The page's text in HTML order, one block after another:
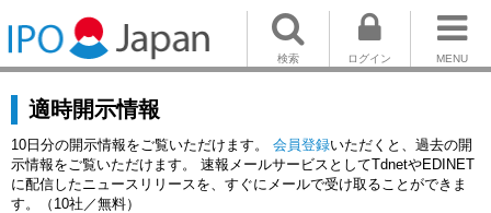
MENU
ログイン
検索
適時開示情報
10日分の開示情報をご覧いただけます。 会員登録いただくと、過去の開
示情報をご覧いただけます。 速報メールサービスとしてTdnetやEDINET
に配信したニュースリリースを、すぐにメールで受け取ることができま
す。（10社／無料）